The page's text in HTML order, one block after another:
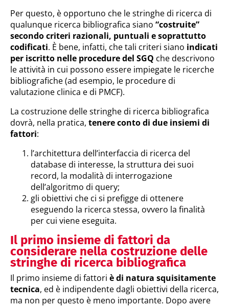
Per questo, è opportuno che le stringhe di ricerca di
qualunque ricerca bibliografica siano “costruite”
secondo criteri razionali, puntuali e soprattutto
codificati. È bene, infatti, che tali criteri siano indicati
per iscritto nelle procedure del SGQ che descrivono
le attività in cui possono essere impiegate le ricerche
bibliografiche (ad esempio, le procedure di
valutazione clinica e di PMCF).
La costruzione delle stringhe di ricerca bibliografica
dovrà, nella pratica, tenere conto di due insiemi di
fattori:
l’architettura dell’interfaccia di ricerca del
database di interesse, la struttura dei suoi
record, la modalità di interrogazione
dell’algoritmo di query;
gli obiettivi che ci si prefigge di ottenere
eseguendo la ricerca stessa, ovvero la finalità
per cui viene eseguita.
Il primo insieme di fattori da
considerare nella costruzione delle
stringhe di ricerca bibliografica
Il primo insieme di fattori è di natura squisitamente
tecnica, ed è indipendente dagli obiettivi della ricerca,
ma non per questo è meno importante. Dopo avere